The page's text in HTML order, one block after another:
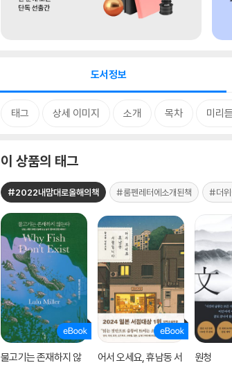
도서정보
태그 상세 이미지 소개 목차 미리
이 상품의 태그
#2022내맘대로올해의책 #룸펜레터에소개된책 #더위
물고기는 존재하지 않
어서 오세요, 휴남동 서
원청